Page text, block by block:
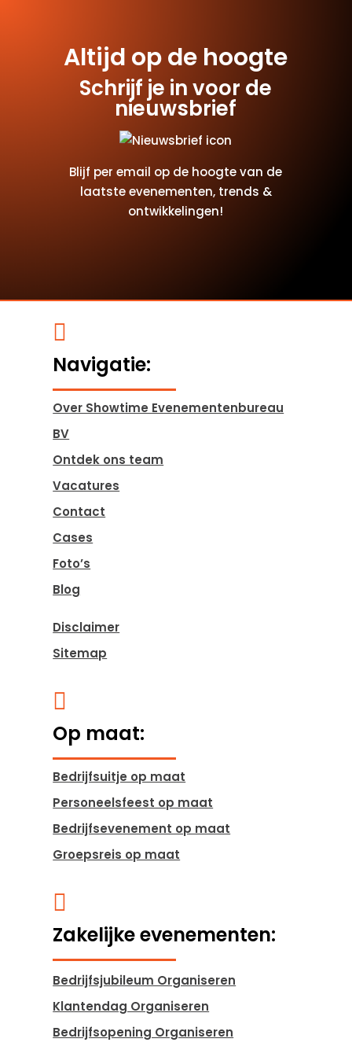
Altijd op de hoogte
Schrijf je in voor de
nieuwsbrief
Blijf per email op de hoogte van de
laatste evenementen, trends &
ontwikkelingen!

Navigatie:
Over Showtime Evenementenbureau
BV
Ontdek ons team
Vacatures
Contact
Cases
Foto’s
Blog
Disclaimer
Sitemap

Op maat:
Bedrijfsuitje op maat
Personeelsfeest op maat
Bedrijfsevenement op maat
Groepsreis op maat

Zakelijke evenementen:
Bedrijfsjubileum Organiseren
Klantendag Organiseren
Bedrijfsopening Organiseren